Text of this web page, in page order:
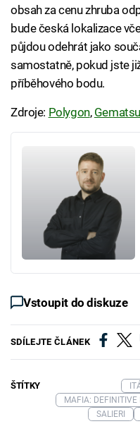
obsah za cenu zhruba
bude česká lokalizace
půjdou odehrát jako
samostatně, pokud jste
příběhového bodu.
Zdroje: Polygon, Gematsu
Vstoupit do diskuze
SDÍLEJTE ČLÁNEK
ŠTÍTKY
MAFIA: DEFINITIVE
SALIERI